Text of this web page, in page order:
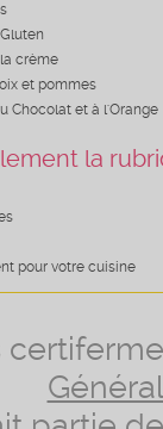
crème
et pommes
Chocolat et à l'Orange
la
pour votre cuisine